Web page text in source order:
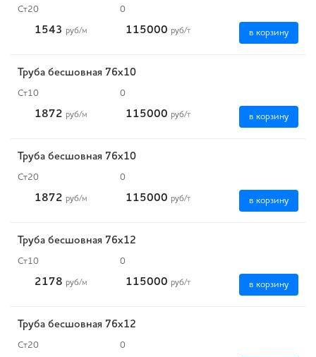
Ст20 0
1543 руб/м 115000 руб/т в корзину
Труба бесшовная 76х10
Ст10 0
1872 руб/м 115000 руб/т в корзину
Труба бесшовная 76х10
Ст20 0
1872 руб/м 115000 руб/т в корзину
Труба бесшовная 76х12
Ст10 0
2178 руб/м 115000 руб/т в корзину
Труба бесшовная 76х12
Ст20 0